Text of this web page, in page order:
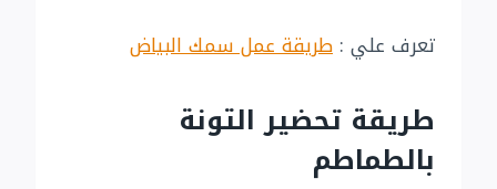
تعرف علي : طريقة عمل سمك البياض
طريقة تحضير التونة
بالطماطم